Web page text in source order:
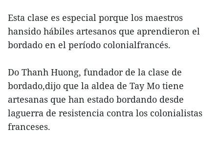
Esta clase es especial porque los maestros
hansido hábiles artesanos que aprendieron el
bordado en el período colonialfrancés.
Do Thanh Huong, fundador de la clase de
bordado,dijo que la aldea de Tay Mo tiene
artesanas que han estado bordando desde
laguerra de resistencia contra los colonialistas
franceses.